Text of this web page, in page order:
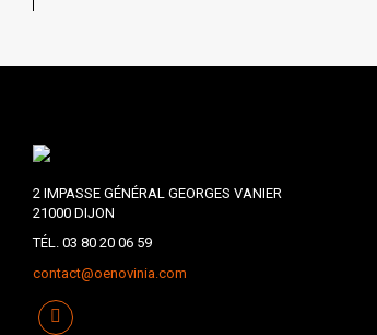
2 IMPASSE GÉNÉRAL GEORGES VANIER
21000 DIJON
TÉL. 03 80 20 06 59
contact@oenovinia.com